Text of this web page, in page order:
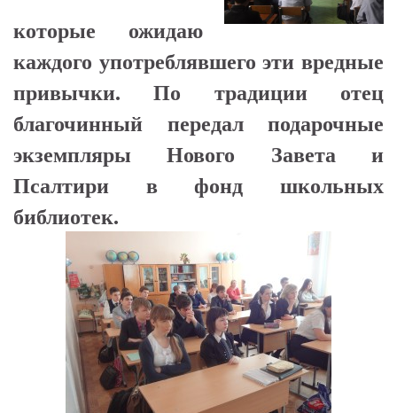
которые ожидаю
каждого употреблявшего эти вредные
привычки. По традиции отец
благочинный передал подарочные
экземпляры Нового Завета и
Псалтири в фонд школьных
библиотек.